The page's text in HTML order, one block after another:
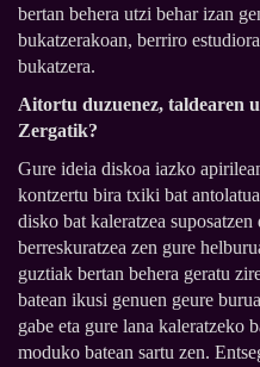
bertan behera utzi behar izan
bukatzerakoan, berriro
bukatzera.
Aitortu duzuenez, taldearen
Zergatik?
Gure ideia diskoa iazko
kontzertu bira txiki bat
disko bat kaleratzea
berreskuratzea zen gure
guztiak bertan behera geratu
batean ikusi genuen geure
gabe eta gure lana kaleratzeko
moduko batean sartu zen.